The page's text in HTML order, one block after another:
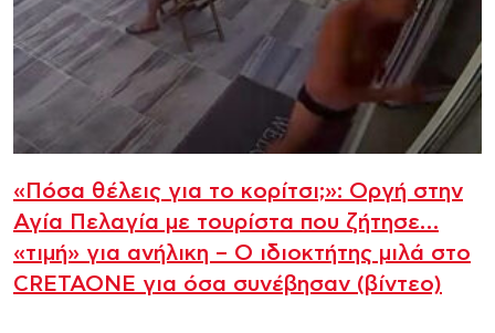
«Πόσα θέλεις για το κορίτσι;»: Οργή στην
Αγία Πελαγία με τουρίστα που ζήτησε…
«τιμή» για ανήλικη – Ο ιδιοκτήτης μιλά στο
CRETAONE για όσα συνέβησαν (βίντεο)